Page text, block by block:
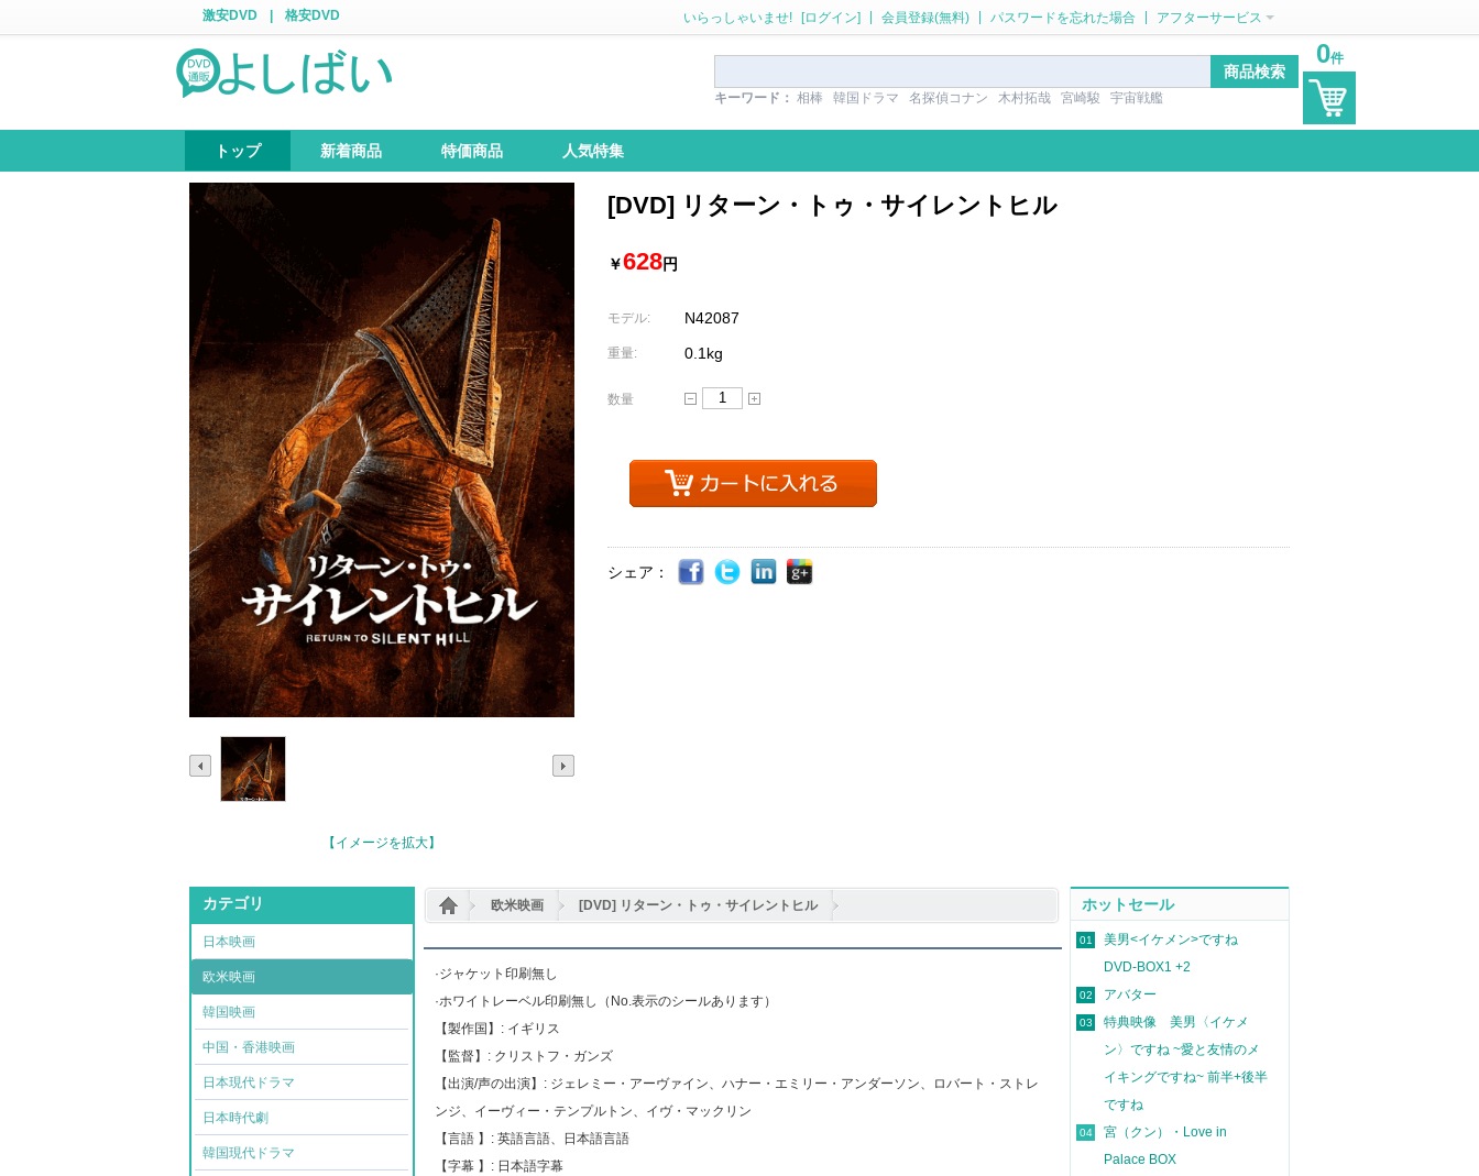
激安DVD 格安DVD いらっしゃいませ! [ログイン] 会員登録(無料) パスワードを忘れた場合 アフターサービス
キーワード： 相棒 韓国ドラマ 名探偵コナン 木村拓哉 宮崎駿 宇宙戦艦
トップ 新着商品 特価商品 人気特集
0件
【イメージを拡大】
[DVD] リターン・トゥ・サイレントヒル
￥628円
モデル: N42087
重量: 0.1kg
数量
シェア：
カテゴリ
日本映画
欧米映画
韓国映画
中国・香港映画
日本現代ドラマ
日本時代劇
韓国現代ドラマ
欧米映画 [DVD] リターン・トゥ・サイレントヒル
·ジャケット印刷無し
·ホワイトレーベル印刷無し（No.表示のシールあります）
【製作国】: イギリス
【監督】: クリストフ・ガンズ
【出演/声の出演】: ジェレミー・アーヴァイン、ハナー・エミリー・アンダーソン、ロバート・ストレ
ンジ、イーヴィー・テンプルトン、イヴ・マックリン
【言語 】: 英語言語、日本語言語
【字幕 】: 日本語字幕
ホットセール
01
美男<イケメン>ですね
DVD-BOX1 +2
02 アバター
03
特典映像 美男〈イケメ
ン〉ですね ~愛と友情のメ
イキングですね~ 前半+後半
ですね
04
宮（クン）・Love in
Palace BOX